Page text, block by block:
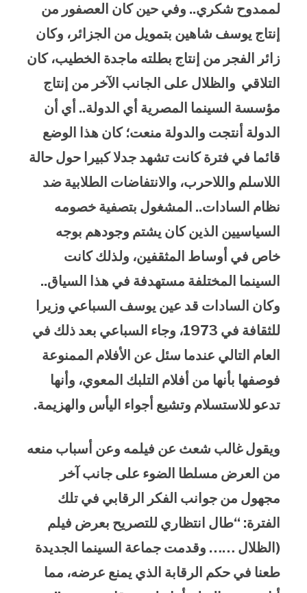
لممدوح شكري.. وفي حين كان العصفور من
إنتاج يوسف شاهين بتمويل من الجزائر، وكان
زائر الفجر من إنتاج بطلته ماجدة الخطيب، كان
التلاقي والظلال على الجانب الآخر من إنتاج
مؤسسة السينما المصرية أي الدولة.. أي أن
الدولة أنتجت والدولة منعت؛ كان هذا الوضع
قائما في فترة كانت تشهد جدلا كبيرا حول حالة
اللاسلم واللاحرب، والانتفاضات الطلابية ضد
نظام السادات.. المشغول بتصفية خصومه
السياسيين الذين كان يشتم وجودهم بوجه
خاص في أوساط المثقفين، ولذلك كانت
السينما المختلفة مستهدفة في هذا السياق..
وكان السادات قد عين يوسف السباعي وزيرا
للثقافة في 1973، وجاء السباعي بعد ذلك في
العام التالي عندما سئل عن الأفلام الممنوعة
فوصفها بأنها من أفلام التلبك المعوي، وأنها
تدعو للاستسلام وتشيع أجواء اليأس والهزيمة.
ويقول غالب شعث عن فيلمه وعن أسباب منعه
من العرض مسلطا الضوء على جانب آخر
مجهول من جوانب الفكر الرقابي في تلك
الفترة: “طال انتظاري للتصريح بعرض فيلم
(الظلال …… وقدمت جماعة السينما الجديدة
طعنا في حكم الرقابة الذي يمنع عرضه، مما